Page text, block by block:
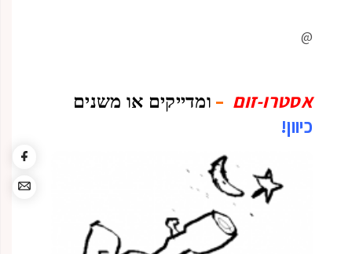
@
אסטרו-זום – ומדייקים או משנים
כיוון!